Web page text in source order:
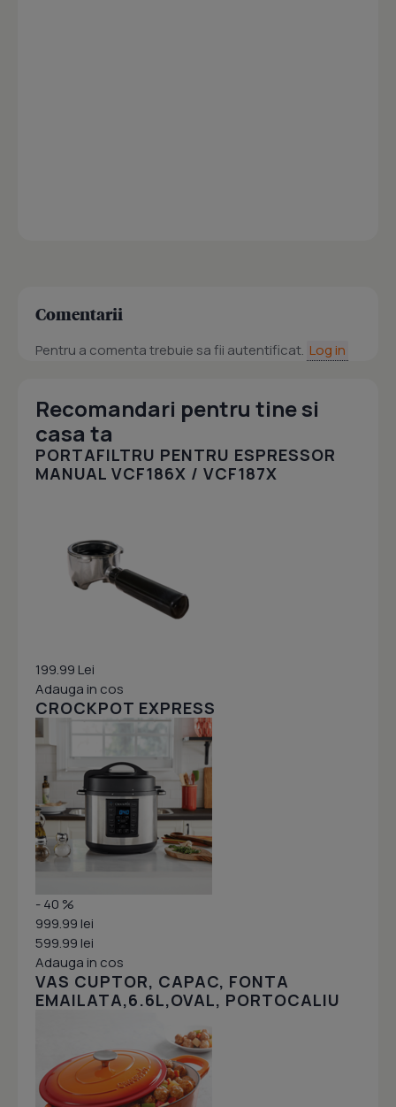
Comentarii
Pentru a comenta trebuie sa fii autentificat. Log in
Recomandari pentru tine si
casa ta
PORTAFILTRU PENTRU ESPRESSOR
MANUAL VCF186X / VCF187X
199.99 Lei
Adauga in cos
CROCKPOT EXPRESS
- 40 %
999.99 lei
599.99 lei
Adauga in cos
VAS CUPTOR, CAPAC, FONTA
EMAILATA,6.6L,OVAL, PORTOCALIU